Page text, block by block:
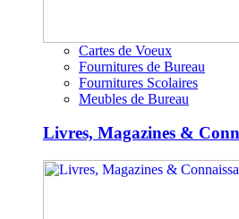
Cartes de Voeux
Fournitures de Bureau
Fournitures Scolaires
Meubles de Bureau
Livres, Magazines &